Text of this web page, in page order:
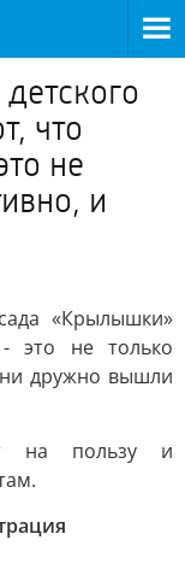
что
не
и
«Крылышки»
это не только
дружно вышли
на пользу и